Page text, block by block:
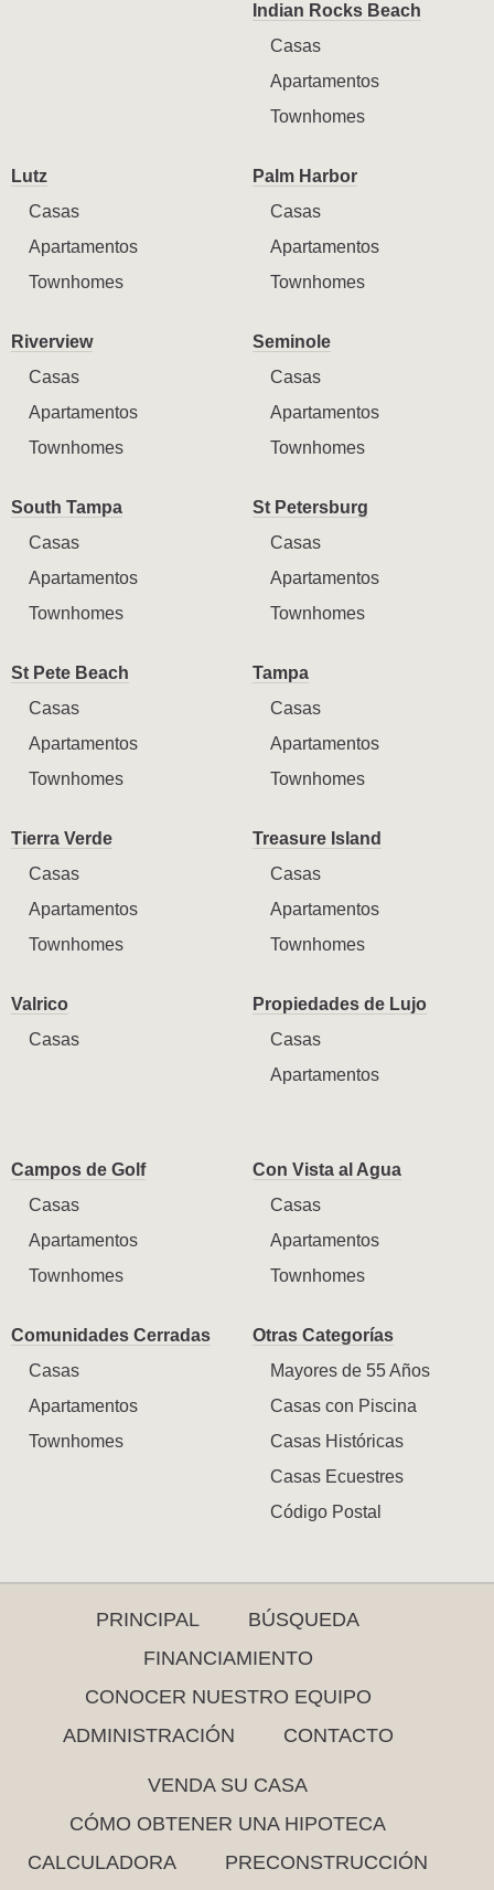
Indian Rocks Beach
Casas
Apartamentos
Townhomes
Lutz
Casas
Apartamentos
Townhomes
Palm Harbor
Casas
Apartamentos
Townhomes
Riverview
Casas
Apartamentos
Townhomes
Seminole
Casas
Apartamentos
Townhomes
South Tampa
Casas
Apartamentos
Townhomes
St Petersburg
Casas
Apartamentos
Townhomes
St Pete Beach
Casas
Apartamentos
Townhomes
Tampa
Casas
Apartamentos
Townhomes
Tierra Verde
Casas
Apartamentos
Townhomes
Treasure Island
Casas
Apartamentos
Townhomes
Valrico
Casas
Propiedades de Lujo
Casas
Apartamentos
Campos de Golf
Casas
Apartamentos
Townhomes
Con Vista al Agua
Casas
Apartamentos
Townhomes
Comunidades Cerradas
Casas
Apartamentos
Townhomes
Otras Categorías
Mayores de 55 Años
Casas con Piscina
Casas Históricas
Casas Ecuestres
Código Postal
PRINCIPAL
BÚSQUEDA
FINANCIAMIENTO
CONOCER NUESTRO EQUIPO
ADMINISTRACIÓN
CONTACTO
VENDA SU CASA
CÓMO OBTENER UNA HIPOTECA
CALCULADORA
PRECONSTRUCCIÓN